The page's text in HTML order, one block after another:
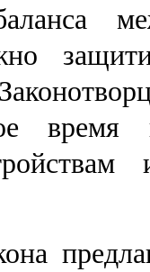
время